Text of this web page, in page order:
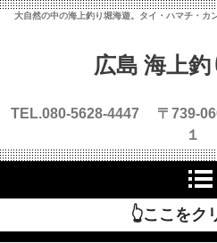
広島 海上
大自然の中の海上釣り堀海遊。タイ・ハマチ・カ
TEL.080-5628-4447 〒739-
１
👆ここをクリ